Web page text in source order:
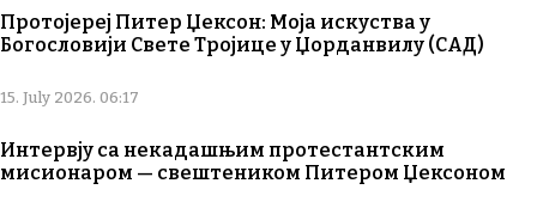
Протојереј Питер Џексон: Моја искуства у
Богословији Свете Тројице у Џорданвилу (САД)
15. July 2026. 06:17
Интервју са некадашњим протестантским
мисионаром — свештеником Питером Џексоном